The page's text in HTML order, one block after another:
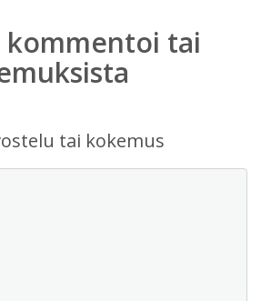
kommentoi tai
tai kokemus